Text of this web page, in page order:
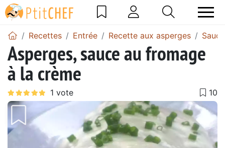
Recettes Entrée Recette aux asperges
Asperges, sauce au fromage
à la crème